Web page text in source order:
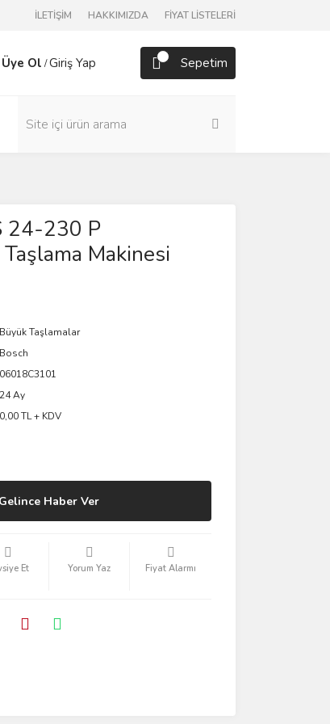
İLETİŞİM HAKKIMIZDA FİYAT LİSTELERİ
Üye Ol /Giriş Yap Sepetim
24-230 P
Makinesi
Büyük Taşlamalar
Bosch
06018C3101
24 Ay
0,00 TL + KDV
Gelince Haber Ver
Et Yorum Yaz Fiyat Alarmı